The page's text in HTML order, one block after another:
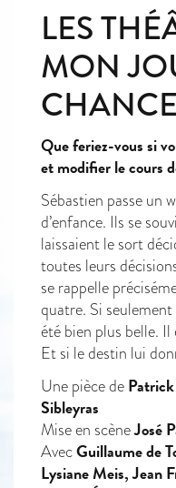
LES
MON
CHANCE
Que feriez-vous si
et modifier le cours
Sébastien passe un
d’enfance. Ils se
laissaient le sort
toutes leurs
se rappelle
quatre. Si
été bien plus belle. Il
Et si le destin lui
Une pièce de
Sibleyras
Mise en scèneJosé
AvecGuillaume de
Lysiane Meis, Jean